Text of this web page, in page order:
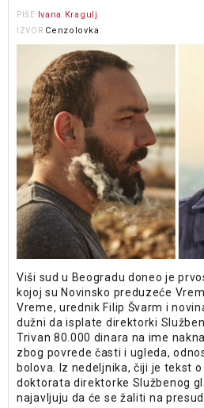
PIŠE Ivana Kragulj
IZVOR Cenzolovka
Viši sud u Beogradu doneo je
kojoj su Novinsko preduzeće
Vreme, urednik Filip Švarm i
dužni da isplate direktorki
Trivan 80.000 dinara na ime
zbog povrede časti i ugleda,
bolova. Iz nedeljnika, čiji je tekst
doktorata direktorke Službenog
najavljuju da će se žaliti na